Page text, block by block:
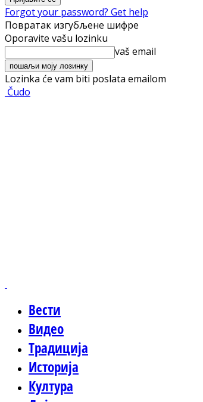
Forgot your password? Get help
Повратак изгубљене шифре
Oporavite vašu lozinku
vaš email
Lozinka će vam biti poslata emailom
Čudo
Вести
Видео
Традиција
Историја
Култура